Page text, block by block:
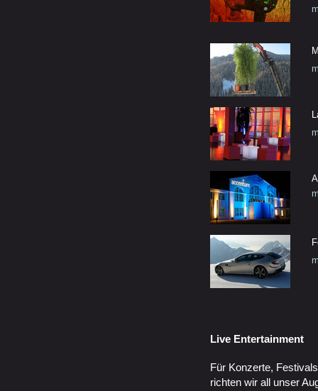
Live Entertainment
Für Konzerte,
richten wir all unser